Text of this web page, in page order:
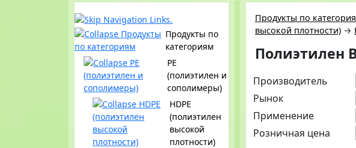
Продукты по
категориям
PE
(полиэтилен и
сополимеры)
HDPE
(полиэтилен
высокой
плотности)
Продукты по
высокой плотности) →
Полиэтилен
Производитель
Рынок
Применение
Розничная цена